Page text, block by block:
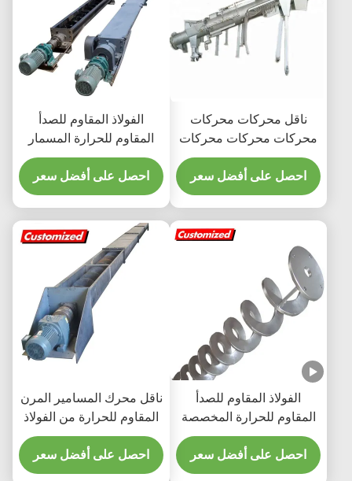
ناقل محركات محركات
محركات محركات محركات
محركات محركات محركات
محركات محركات محركات
محركات محركات محركات
محركات محركات محركات
محركات محركات محركات
محركات محركات محركات
محركات محركات محركات
محركات محركات محركات
محركات محركات محركات
محركات محركات محركات
محركات محركات محركات
محركات محركات
احصل على أفضل سعر
الفولاذ المقاوم للصدأ
المقاوم للحرارة المسمار
المزلق ناقل الدودة المصعد
مع الأبعاد المخصصة
احصل على أفضل سعر
الفولاذ المقاوم للصدأ
المقاوم للحرارة المخصصة
احصل على أفضل سعر
ناقل محرك المسامير المرن
المقاوم للحرارة من الفولاذ
المقاوم للصدأ بحجم
مخصص لنقل الجليد
احصل على أفضل سعر